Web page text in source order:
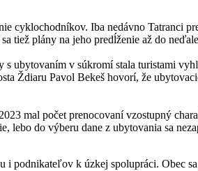
cyklochodníkov. Iba nedávno
tiež plány na jeho predĺženie až do
ubytovaním v súkromí stala turistami
Ždiaru Pavol Bekeš hovorí, že
mal počet prenocovaní vzostupný
do výberu dane z ubytovania sa
i podnikateľov k úzkej spolupráci.